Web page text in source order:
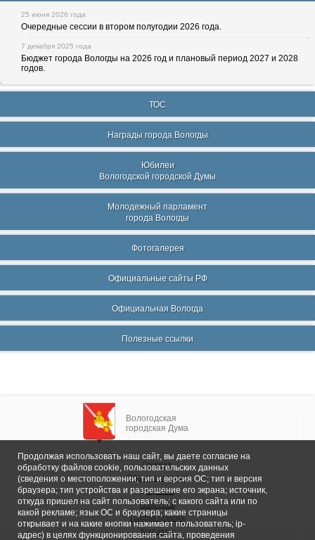
25 июня 2026 года
Очередные сессии в втором полугодии 2026 года.
7 декабря 2025 года
Бюджет города Вологды на 2026 год и плановый период 2027 и 2028
годов.
ТОС
Награды города Вологды
Юбилеи
Вологодской городской Думы
Молодежный парламент
города Вологды
Фотогалерея
Официальные сайты РФ
Официальная Вологда
Полезные ссылки
Вологодская
городская Дума
Главная
Общие сведения
Депутаты
Комитеты
График приема
Контакты
Продолжая использовать наш сайт, вы даете согласие на
обработку файлов cookie, пользовательских данных
(сведения о местоположении; тип и версия ОС; тип и версия
браузера; тип устройства и разрешение его экрана; источник,
откуда пришел на сайт пользователь; с какого сайта или по
какой рекламе; язык ОС и браузера; какие страницы
открывает и на какие кнопки нажимает пользователь; ip-
адрес) в целях функционирования сайта, проведения